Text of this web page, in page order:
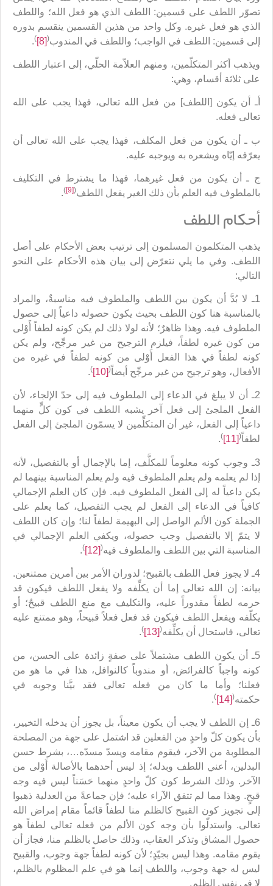
تصوّر اللطف على قسمين: اللطف الذي هو فعل الله؛ واللطف
الذي هو فعل غيره. وكل واحد من هذين القسمين ينقسم بدوره
إلى قسمين: اللطف في الواجب؛ واللطف في المندوب(
[8]
)
.
ويذهب أكثر المتكلّمين، ومنهم العلاّمة الحلّي، إلى اعتبار اللطف
على ثلاثة أقسام، وهي:
أـ أن يكون [اللطف] من فعل الله تعالى، فهذا يجب على الله
تعالى فعله.
ب ـ أن يكون من فعل المكلف، فهذا يجب على الله تعالى أن
يعرّفه إيّاه ويشعره به ويوجبه عليه.
ج ـ أن يكون من فعل غيرهما، فهذا ما يشترط في التكليف
بالملطوف فيه العلم بأن ذلك الغير يفعل اللطف(
[9]
)
.
أحكام اللطف
يذهب المتكلمون المسلمون إلى ترتيب بعض الأحكام على أصل
اللطف. وفي ما يلي نتعرّض إلى بيان هذه الأحكام على النحو
التالي:
1ـ لا بُدَّ أن يكون بين اللطف والملطوف فيه مناسبةٌ، والمراد
بالمناسبة هنا كون اللطف بحيث يكون حصوله داعياً إلى حصول
الملطوف فيه. وهذا ظاهرٌ؛ لأنه لولا ذلك لم يكن كونه لطفاً أَوْلى
من كون غيره لطفاً، فيلزم الترجيح من غير مرجِّح، ولم يكن
كونه لطفاً في هذا الفعل أَوْلى من كونه لطفاً في غيره من
الأفعال، وهو ترجيح من غير مرجِّح أيضاً(
[10]
)
.
2ـ أن لا يبلغ في الدعاء إلى الملطوف فيه إلى حدّ الإلجاء، لأن
الفعل الملجئ إلى فعل آخر يشبه اللطف في كون كلٍّ منهما
داعياً إلى الفعل، غير أن المتكلِّمين لا يسمّون الملجئ إلى الفعل
لطفاً(
[11]
)
.
3ـ وجوب كونه معلوماً للمكلَّف، إما بالإجمال أو بالتفصيل، لأنه
إذا لم يعلمه ولم يعلم الملطوف فيه ولم يعلم المناسبة بينهما لم
يكن داعياً له إلى الفعل الملطوف فيه. فإن كان العلم الإجمالي
كافياً في الدعاء إلى الفعل لم يجب التفصيل، كما يعلم على
الجملة كون الألم الواصل إلى البهيمة لطفاً لنا؛ وإن كان اللطف
لا يتمّ إلا بالتفصيل وجب حصوله، ويكفي العلم الإجمالي في
المناسبة التي بين اللطف والملطوف فيه(
[12]
)
.
4ـ لا يجوز فعل اللطف بالقبيح؛ لدوران الأمر بين أمرين ممتنعين.
بيانه: إن الله تعالى إما أن يكلِّفه ولا يفعل اللطف فيكون قد
حرمه لطفاً مقدوراً عليه، والتكليف مع منع اللطف قبيحٌ؛ أو
يكلّفه ويفعل اللطف فيكون قد فعل فعلاً قبيحاً، وهو ممتنع عليه
تعالى، فاستحال أن يكلِّفه(
[13]
)
.
5ـ أن يكون اللطف مشتملاً على صفةٍ زائدة على الحسن، من
كونه واجباً كالفرائض، أو مندوباً كالنوافل، هذا في ما هو من
فعلنا؛ وأما ما كان من فعله تعالى فقد بيَّنا وجوبه في
حكمته(
[14]
)
.
6ـ إن اللطف لا يجب أن يكون معيناً، بل يجوز أن يدخله التخيير،
بأن يكون كلّ واحدٍ من الفعلين قد اشتمل على جهة من المصلحة
المطلوبة من الآخر، فيقوم مقامه ويسدّ مسدّه…، بشرط حسن
البدلين، أعني اللطف وبدله؛ إذ ليس أحدهما بالأصالة أَوْلى من
الآخر. وذلك الشرط كون كلّ واحدٍ منهما حَسَناً ليس فيه وجه
قبحٍ. وهذا مما لم تتفق الآراء عليه؛ فإن جماعةً من العدلية ذهبوا
إلى تجويز كون القبيح كالظلم منا لطفاً قائماً مقام إمراض الله
تعالى. واستدلّوا بأن وجه كون الألم من فعله تعالى لطفاً هو
حصول المشاق وتذكر العقاب، وذلك حاصل بالظلم منا، فجاز أن
يقوم مقامه. وهذا ليس بجيّدٍ؛ لأن كونه لطفاً جهة وجوب، والقبيح
ليس له جهة وجوب، واللطف إنما هو في علم المظلوم بالظلم،
لا في نفس الظلم.